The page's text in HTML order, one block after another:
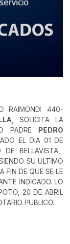
RAIMONDI 440-
, SOLICITA LA
PADRE PEDRO
EL DIA 01 DE
BELLAVISTA,
SU ULTIMO
FIN DE QUE SE LE
INDICADO. LO
20 DE ABRIL
PUBLICO.